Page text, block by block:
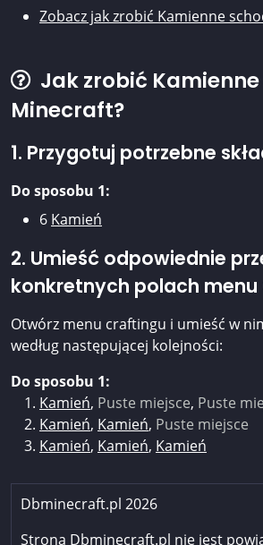
Zobacz jak zrobić Kamienne
Jak zrobić
Minecraft?
1. Przygotuj potrzebne
Do sposobu 1:
6 Kamień
2. Umieść odpowiednie
konkretnych polach
Otwórz menu craftingu i umieść w
według następującej kolejności:
Do sposobu 1:
Kamień, Puste miejsce, Puste
Kamień, Kamień, Puste miejsce
Kamień, Kamień, Kamień
Dbminecraft.pl 2026
Strona Dbminecraft.pl nie jest